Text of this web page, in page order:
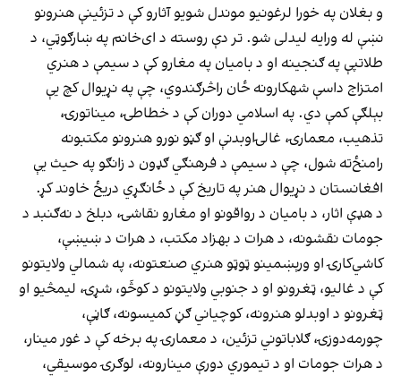
و بغلان په خورا لرغونیو موندل شویو آثارو کې د تزئینې هنرونو
نښې له ورایه لیدلی شو. تر دې روسته د ای‌خانم په ښارګوټي، د
طلاتپې په ګنجینه او د بامیان په مغارو کې د سیمې د هنري
امتزاج داسې شهکارونه ځان راڅرګندوي، چې په نړیوال کچ یې
بېلګې کمې دي. په اسلامي دوران کې د خطاطۍ، میناتورۍ،
تذهیب، معمارۍ، غالۍاوبدنې او ګڼو نورو هنرونو مکتبونه
رامنځ‌ته شول، چې د سیمې د فرهنګي ګډون د زانګو په حیث یې
افغانستان د نړیوال هنر په تاریخ کې د ځانګړي دریځ خاوند کړ.
د هډې اثار، د بامیان د رواقونو او مغارو نقاشۍ، دبلخ د نه‌ګنبد د
جومات نقشونه، د هرات د بهزاد مکتب، د هرات د ښیښې،
کاشي‌کارۍ او ورېښمینو ټوټو هنري صنعتونه، په شمالي ولایتونو
کې د غالیو، ټغرونو او د جنوبي ولایتونو د کوڅَو، شړۍ، لیمڅیو او
ټغرونو د اوبدلو هنرونه، کوچیاني ګڼ کمیسونه، ګاڼې،
چورمه‌دوزۍ، ګلاباتوني تزئین، د معمارۍ په برخه کې د غور مینار،
د هرات جومات او د تیموري دورې مینارونه، لوګرۍ موسیقي،